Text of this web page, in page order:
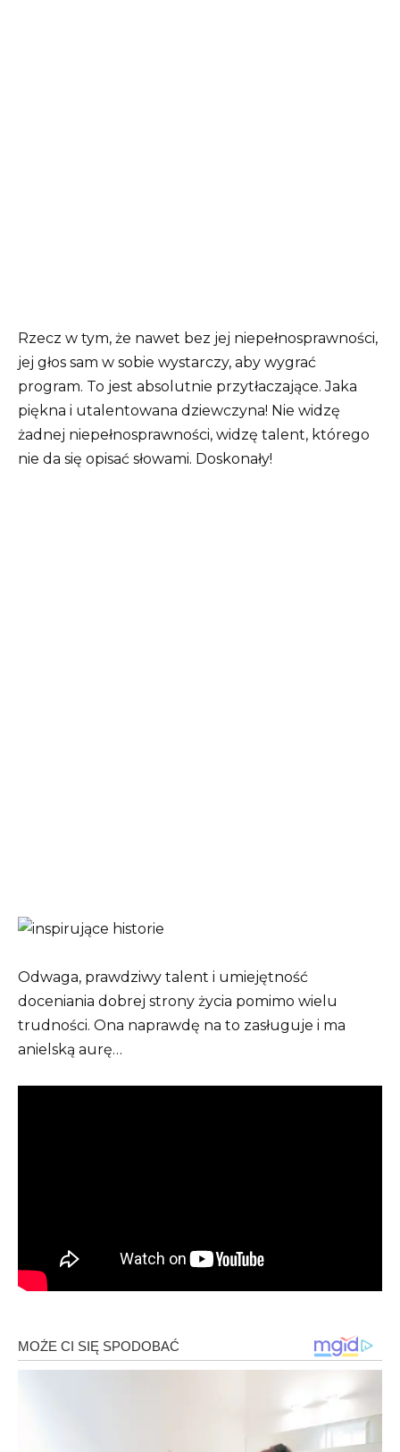
Rzecz w tym, że nawet bez jej niepełnosprawności,
jej głos sam w sobie wystarczy, aby wygrać
program. To jest absolutnie przytłaczające. Jaka
piękna i utalentowana dziewczyna! Nie widzę
żadnej niepełnosprawności, widzę talent, którego
nie da się opisać słowami. Doskonały!
Odwaga, prawdziwy talent i umiejętność
doceniania dobrej strony życia pomimo wielu
trudności. Ona naprawdę na to zasługuje i ma
anielską aurę…